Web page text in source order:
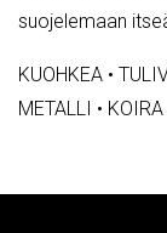
suojelemaan
KUOHKEA •
METALLI • KOIRA